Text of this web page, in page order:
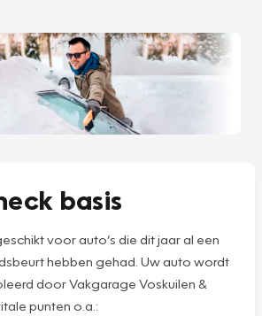
basis
voor auto’s die dit jaar al een
hebben gehad. Uw auto wordt
door Vakgarage Voskuilen &
punten o.a.: